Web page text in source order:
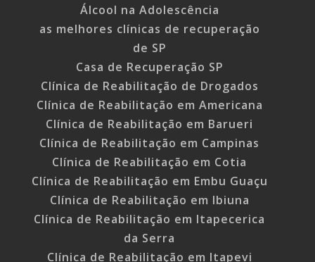
Álcool na Adolescência
as melhores clínicas de recuperação
de SP
Casa de Recuperação SP
Clínica de Reabilitação de Drogados
Clínica de Reabilitação em Americana
Clínica de Reabilitação em Barueri
Clínica de Reabilitação em Campinas
Clínica de Reabilitação em Cotia
Clínica de Reabilitação em Embu Guaçu
Clínica de Reabilitação em Ibiuna
Clínica de Reabilitação em Itapecerica
da Serra
Clínica de Reabilitação em Itapevi